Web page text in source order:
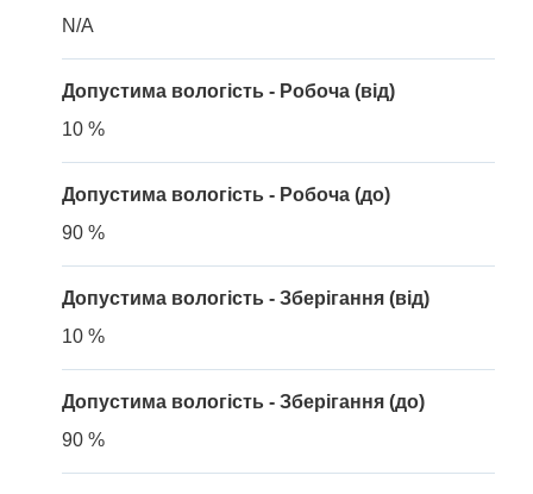
N/A
Допустима вологість - Робоча (від)
10 %
Допустима вологість - Робоча (до)
90 %
Допустима вологість - Зберігання (від)
10 %
Допустима вологість - Зберігання (до)
90 %